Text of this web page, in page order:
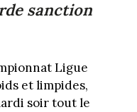
sanction
Ligue
et limpides,
soir tout le